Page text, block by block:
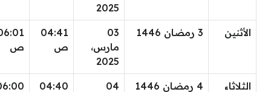
2025
الأثنين 3 رمضان 1446
03
مارس،
2025
04:41
ص
ص
الثلاثاء 4 رمضان 1446
04
04:40